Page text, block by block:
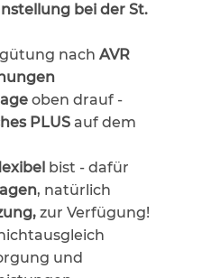
bei der St.
nach AVR
oben drauf -
PLUSauf dem
bist - dafür
, natürlich
zur Verfügung!
und